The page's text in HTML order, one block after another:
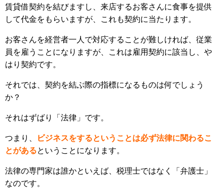
賃貸借契約を結びますし、来店するお客さんに食事を提供
して代金をもらいますが、これも契約に当たります。
お客さんを経営者一人で対応することが難しければ、従業
員を雇うことになりますが、これは雇用契約に該当し、や
はり契約です。
それでは、契約を結ぶ際の指標になるものは何でしょう
か？
それはずばり「法律」です。
つまり、
ビジネスをするということは必ず法律に関わるこ
とがあるということになります。
法律の専門家は誰かといえば、税理士ではなく「弁護士」
なのです。